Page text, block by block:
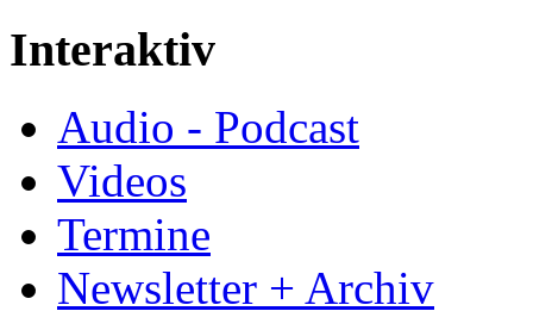
Interaktiv
Audio - Podcast
Videos
Termine
Newsletter + Archiv